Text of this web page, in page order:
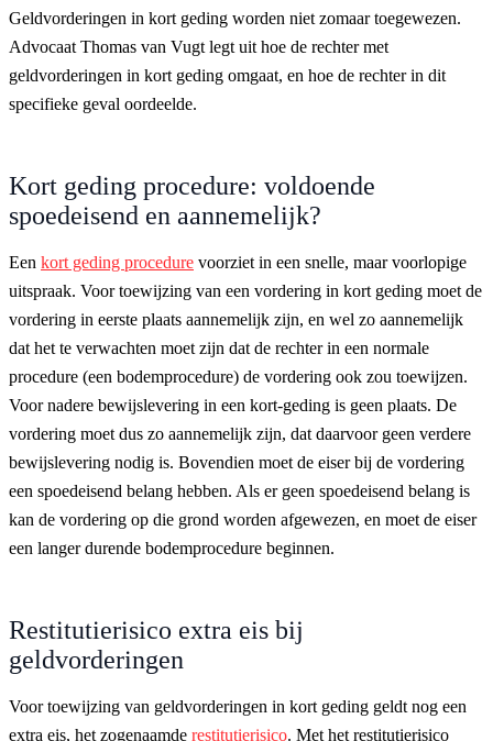
Geldvorderingen in kort geding worden niet zomaar toegewezen.
Advocaat Thomas van Vugt legt uit hoe de rechter met
geldvorderingen in kort geding omgaat, en hoe de rechter in dit
specifieke geval oordeelde.
Kort geding procedure: voldoende
spoedeisend en aannemelijk?
Een kort geding procedure voorziet in een snelle, maar voorlopige
uitspraak. Voor toewijzing van een vordering in kort geding moet de
vordering in eerste plaats aannemelijk zijn, en wel zo aannemelijk
dat het te verwachten moet zijn dat de rechter in een normale
procedure (een bodemprocedure) de vordering ook zou toewijzen.
Voor nadere bewijslevering in een kort-geding is geen plaats. De
vordering moet dus zo aannemelijk zijn, dat daarvoor geen verdere
bewijslevering nodig is. Bovendien moet de eiser bij de vordering
een spoedeisend belang hebben. Als er geen spoedeisend belang is
kan de vordering op die grond worden afgewezen, en moet de eiser
een langer durende bodemprocedure beginnen.
Restitutierisico extra eis bij
geldvorderingen
Voor toewijzing van geldvorderingen in kort geding geldt nog een
extra eis, het zogenaamde restitutierisico. Met het restitutierisico